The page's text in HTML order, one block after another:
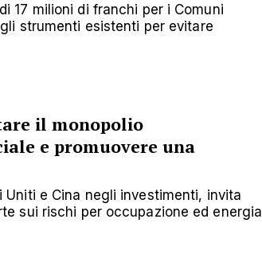
17 milioni di franchi per i Comuni
strumenti esistenti per evitare
il monopolio
e promuovere una
e Cina negli investimenti, invita
sui rischi per occupazione ed energia